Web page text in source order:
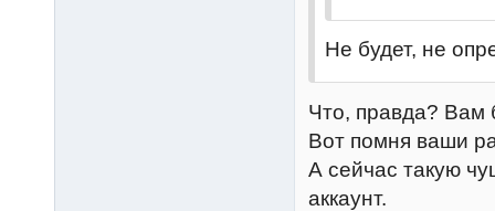
Не будет, не
Что, правда? Вам
Вот помня ваши
А сейчас такую
аккаунт.